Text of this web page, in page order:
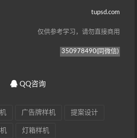
tupsd.com
仅供参考学习，请勿直接商用
350978490(同微信)
QQ咨询
广告牌样机 提案设计
灯箱样机